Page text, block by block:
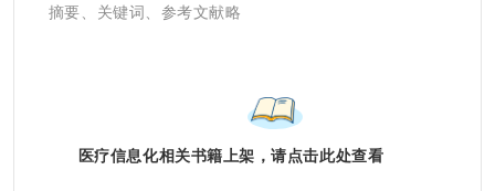
摘要、关键词、参考文献略
医疗信息化相关书籍上架，请点击此处查看